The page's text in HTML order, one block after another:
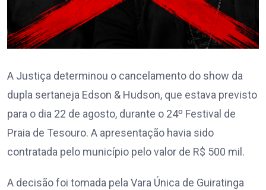
A Justiça determinou o cancelamento do show da
dupla sertaneja Edson & Hudson, que estava previsto
para o dia 22 de agosto, durante o 24º Festival de
Praia de Tesouro. A apresentação havia sido
contratada pelo município pelo valor de R$ 500 mil.
A decisão foi tomada pela Vara Única de Guiratinga